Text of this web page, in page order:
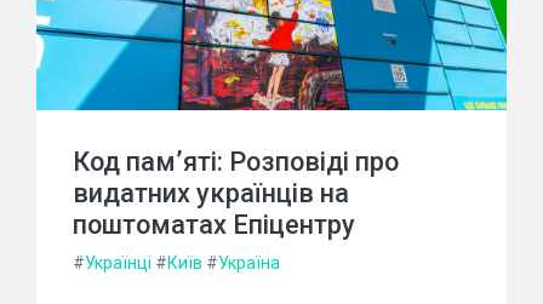
Код пам’яті: Розповіді про
видатних українців на
поштоматах Епіцентру
#Українці #Київ #Україна